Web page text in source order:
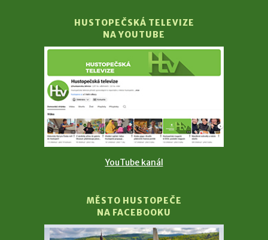
HUSTOPEČSKÁ TELEVIZE
NA YOUTUBE
YouTube kanál
MĚSTO HUSTOPEČE
NA FACEBOOKU